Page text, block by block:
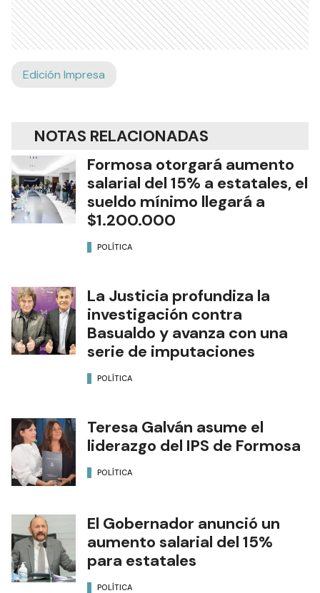
Edición Impresa
NOTAS RELACIONADAS
Formosa otorgará aumento
salarial del 15% a estatales, el
sueldo mínimo llegará a
$1.200.000
POLÍTICA
La Justicia profundiza la
investigación contra
Basualdo y avanza con una
serie de imputaciones
POLÍTICA
Teresa Galván asume el
liderazgo del IPS de Formosa
POLÍTICA
El Gobernador anunció un
aumento salarial del 15%
para estatales
POLÍTICA